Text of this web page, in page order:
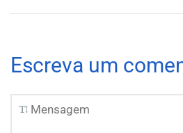
Escreva um